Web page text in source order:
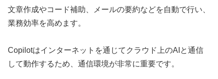
文章作成やコード補助、メールの要約などを自動で行い、
業務効率を高めます。
Copilotはインターネットを通じてクラウド上のAIと通信
して動作するため、通信環境が非常に重要です。